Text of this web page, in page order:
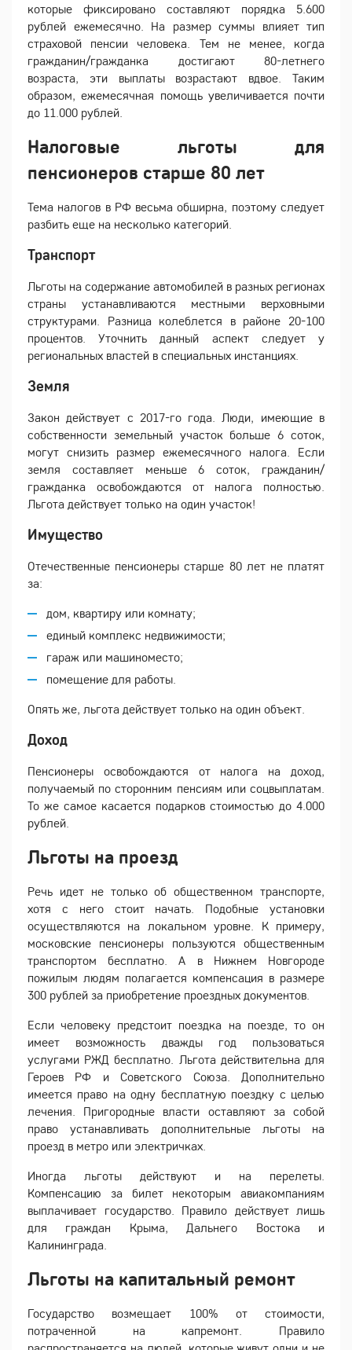
которые фиксировано составляют порядка 5.600
рублей ежемесячно. На размер суммы влияет тип
страховой пенсии человека. Тем не менее, когда
гражданин/гражданка достигают 80-летнего
возраста, эти выплаты возрастают вдвое. Таким
образом, ежемесячная помощь увеличивается почти
до 11.000 рублей.
Налоговые льготы для
пенсионеров старше 80 лет
Тема налогов в РФ весьма обширна, поэтому следует
разбить еще на несколько категорий.
Транспорт
Льготы на содержание автомобилей в разных регионах
страны устанавливаются местными верховными
структурами. Разница колеблется в районе 20-100
процентов. Уточнить данный аспект следует у
региональных властей в специальных инстанциях.
Земля
Закон действует с 2017-го года. Люди, имеющие в
собственности земельный участок больше 6 соток,
могут снизить размер ежемесячного налога. Если
земля составляет меньше 6 соток, гражданин/
гражданка освобождаются от налога полностью.
Льгота действует только на один участок!
Имущество
Отечественные пенсионеры старше 80 лет не платят
за:
дом, квартиру или комнату;
единый комплекс недвижимости;
гараж или машиноместо;
помещение для работы.
Опять же, льгота действует только на один объект.
Доход
Пенсионеры освобождаются от налога на доход,
получаемый по сторонним пенсиям или соцвыплатам.
То же самое касается подарков стоимостью до 4.000
рублей.
Льготы на проезд
Речь идет не только об общественном транспорте,
хотя с него стоит начать. Подобные установки
осуществляются на локальном уровне. К примеру,
московские пенсионеры пользуются общественным
транспортом бесплатно. А в Нижнем Новгороде
пожилым людям полагается компенсация в размере
300 рублей за приобретение проездных документов.
Если человеку предстоит поездка на поезде, то он
имеет возможность дважды год пользоваться
услугами РЖД бесплатно. Льгота действительна для
Героев РФ и Советского Союза. Дополнительно
имеется право на одну бесплатную поездку с целью
лечения. Пригородные власти оставляют за собой
право устанавливать дополнительные льготы на
проезд в метро или электричках.
Иногда льготы действуют и на перелеты.
Компенсацию за билет некоторым авиакомпаниям
выплачивает государство. Правило действует лишь
для граждан Крыма, Дальнего Востока и
Калининграда.
Льготы на капитальный ремонт
Государство возмещает 100% от стоимости,
потраченной на капремонт. Правило